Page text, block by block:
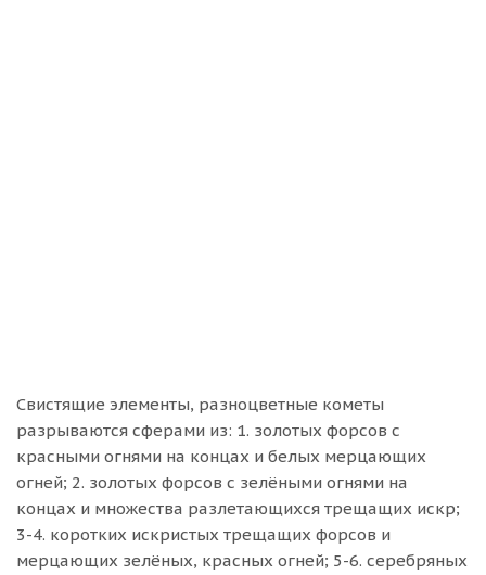
Свистящие элементы, разноцветные кометы
разрываются сферами из: 1. золотых форсов с
красными огнями на концах и белых мерцающих
огней; 2. золотых форсов с зелёными огнями на
концах и множества разлетающихся трещащих искр;
3-4. коротких искристых трещащих форсов и
мерцающих зелёных, красных огней; 5-6. серебряных